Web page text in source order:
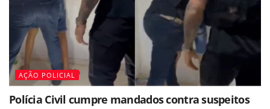
AÇÃO POLICIAL
Polícia Civil cumpre mandados contra suspeitos